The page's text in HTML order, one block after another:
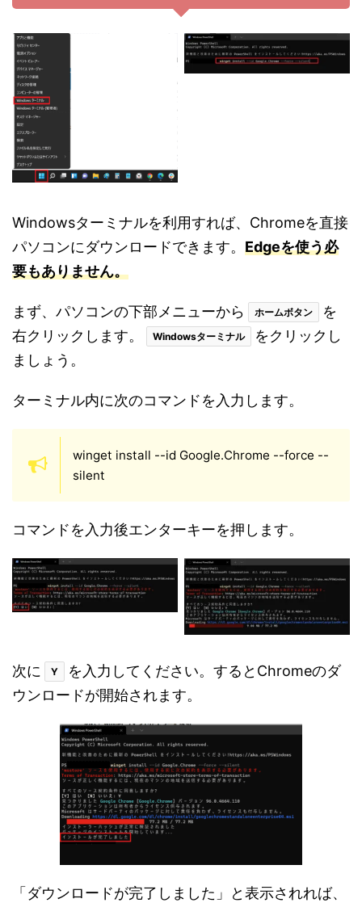
Windowsターミナルを利用すれば、Chromeを直接
パソコンにダウンロードできます。 Edgeを使う必
要もありません。
まず、パソコンの下部メニューから ホームボタン
を
右クリックします。
Windowsターミナル
をクリックし
ましょう。
ターミナル内に次のコマンドを入力します。
winget install --id Google.Chrome --force --
silent
コマンドを入力後エンターキーを押します。
次に Y
を入力してください。するとChromeのダ
ウンロードが開始されます。
「ダウンロードが完了しました」と表示されれば、